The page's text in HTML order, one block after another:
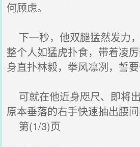
何顾虑。
下一秒，他双腿猛然发力，
整个人如猛虎扑食，带着凌
身直扑林毅，拳风凛冽，誓要
可就在他近身咫尺、即将
原本垂落的右手快速抽出腰间
第(1/3)页